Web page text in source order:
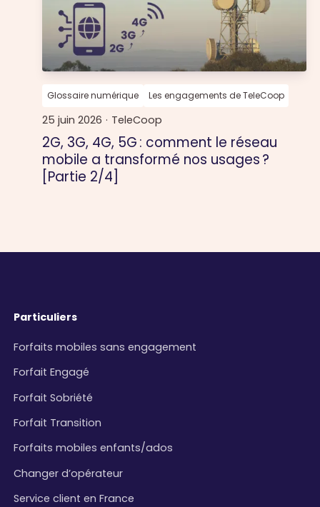
2G, 3G, 4G, 5G : comment le réseau
mobile a transformé nos usages ?
[Partie 2/4]
Glossaire numérique Les engagements de TeleCoop
25 juin 2026 · TeleCoop
Particuliers
Forfaits mobiles sans engagement
Forfait Engagé
Forfait Sobriété
Forfait Transition
Forfaits mobiles enfants/ados
Changer d’opérateur
Service client en France